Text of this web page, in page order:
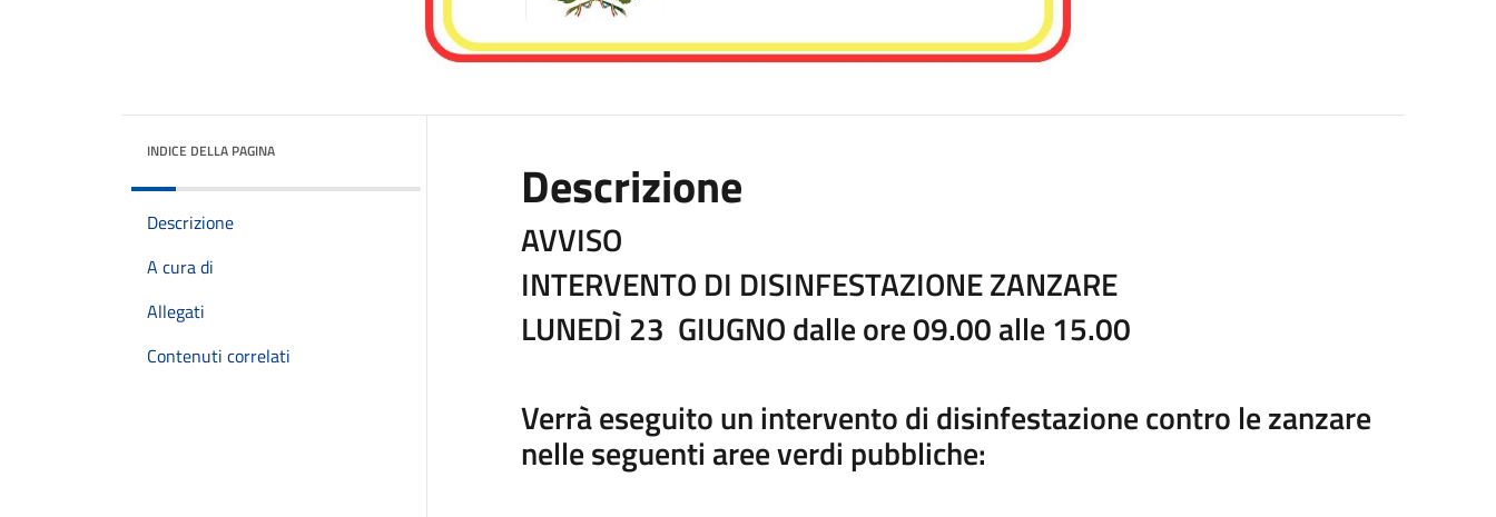
INDICE DELLA PAGINA
Descrizione
A cura di
Allegati
Contenuti correlati
Descrizione
AVVISO
INTERVENTO DI DISINFESTAZIONE ZANZARE
LUNEDÌ 23 GIUGNO dalle ore 09.00 alle 15.00
Verrà eseguito un intervento di disinfestazione contro le zanzare
nelle seguenti aree verdi pubbliche: